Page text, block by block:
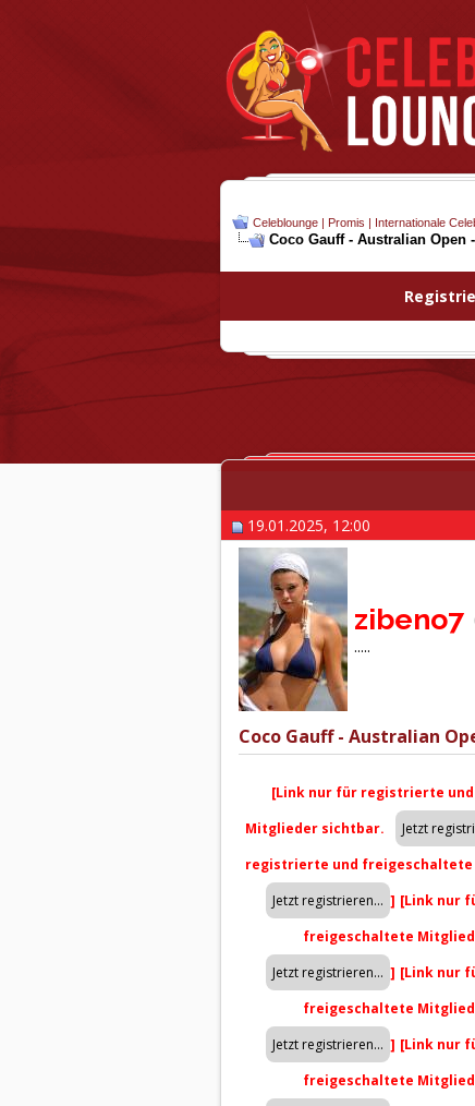
Celeblounge | Promis | Internationale
Coco Gauff - Australian Open
19.01.2025, 12:00
zibeno7
.....
Coco Gauff - Australian
[Link nur für registrierte
Mitglieder sichtbar.
registrierte und
] [Link nur
freigeschaltete
] [Link nur
freigeschaltete
] [Link nur
freigeschaltete